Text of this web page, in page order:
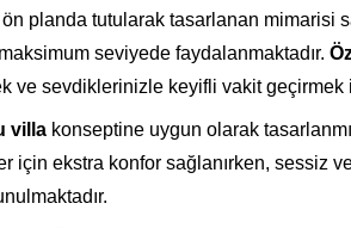
planda tutularak tasarlanan
seviyede faydalanmaktadır.
ve sevdiklerinizle keyifli vakit geçirmek
villa konseptine uygun olarak
için ekstra konfor sağlanırken, sessiz